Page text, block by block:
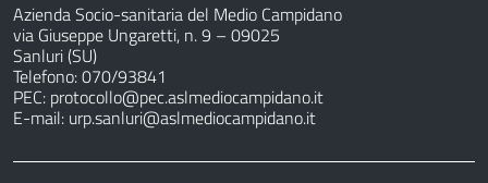
Azienda Socio-sanitaria del Medio Campidano
via Giuseppe Ungaretti, n. 9 – 09025
Sanluri (SU)
Telefono: 070/93841
PEC: protocollo@pec.aslmediocampidano.it
E-mail: urp.sanluri@aslmediocampidano.it